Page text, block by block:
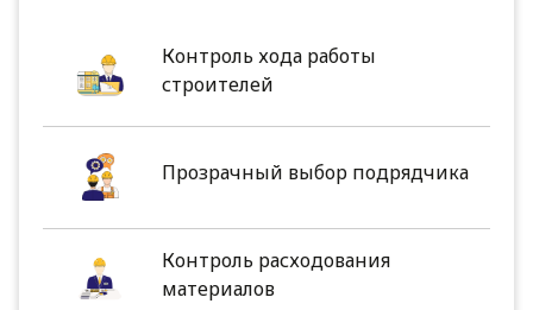
Контроль хода работы
строителей
Прозрачный выбор подрядчика
Контроль расходования
материалов